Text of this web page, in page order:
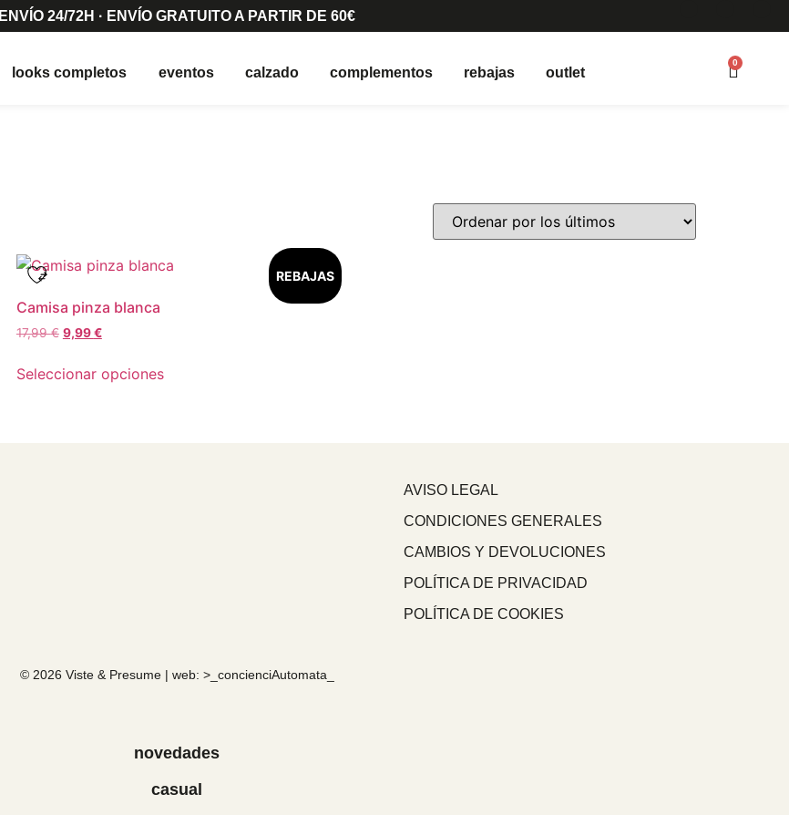
ENVÍO 24/72H · ENVÍO GRATUITO A PARTIR DE 60€
looks completos eventos calzado complementos rebajas outlet
0
REBAJAS
Camisa pinza blanca
17,99€ 9,99€
Seleccionar opciones
AVISO LEGAL
CONDICIONES GENERALES
CAMBIOS Y DEVOLUCIONES
POLÍTICA DE PRIVACIDAD
POLÍTICA DE COOKIES
© 2026 Viste & Presume | web: >_concienciAutomata_
novedades
casual